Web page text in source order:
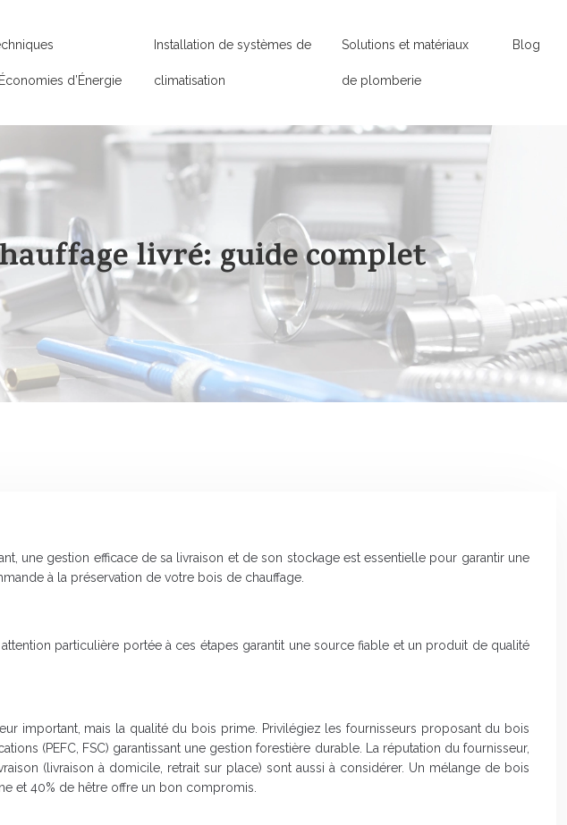
d’Énergie
Installation de systèmes de
climatisation
Solutions et matériaux
de plomberie
Blog
livré: guide complet
une gestion efficace de sa livraison et de son stockage est essentielle pour garantir une
à la préservation de votre bois de chauffage.
particulière portée à ces étapes garantit une source fiable et un produit de qualité
important, mais la qualité du bois prime. Privilégiez les fournisseurs proposant du bois
(PEFC, FSC) garantissant une gestion forestière durable. La réputation du fournisseur,
(livraison à domicile, retrait sur place) sont aussi à considérer. Un mélange de bois
et 40% de hêtre offre un bon compromis.